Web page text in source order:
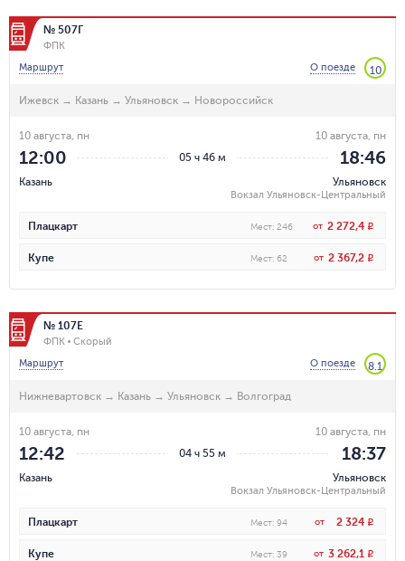
№ 507Г
ФПК
Маршрут
О поезде 10
Ижевск → Казань → Ульяновск → Новороссийск
05 ч 46 м
10 августа, пн
12:00
Казань
10 августа, пн
18:46
Ульяновск
Вокзал Ульяновск-Центральный
Плацкарт Мест: 246 от 2 272,4 R
Купе Мест: 62 от 2 367,2 R
№ 107Е
ФПК
Скорый
Маршрут
О поезде 8.1
Нижневартовск → Казань → Ульяновск → Волгоград
04 ч 55 м
10 августа, пн
12:42
Казань
10 августа, пн
18:37
Ульяновск
Вокзал Ульяновск-Центральный
Плацкарт Мест: 94 от 2 324 R
Купе Мест: 39 от 3 262,1 R